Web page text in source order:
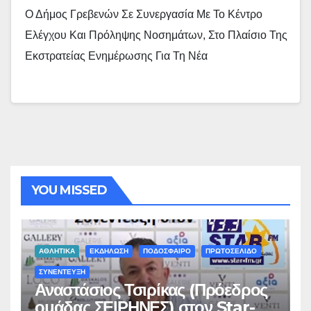
Ο Δήμος Γρεβενών Σε Συνεργασία Με Το Κέντρο
Ελέγχου Και Πρόληψης Νοσημάτων, Στο Πλαίσιο Της
Εκστρατείας Ενημέρωσης Για Τη Νέα
YOU MISSED
ΑΘΛΗΤΙΚΑ ΕΚΔΗΛΩΣΗ ΠΟΔΟΣΦΑΙΡΟ ΠΡΩΤΟΣΕΛΙΔΟ
ΣΥΝΕΝΤΕΥΞΗ
Αναστάσιος Τσιρίκας (Πρόεδρος